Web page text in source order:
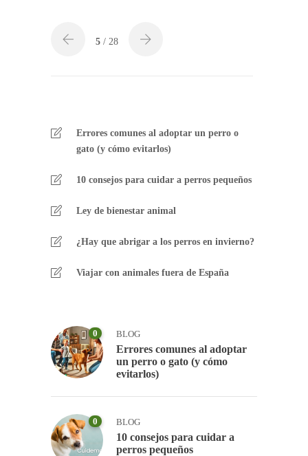
5 / 28
Errores comunes al adoptar un perro o
gato (y cómo evitarlos)
10 consejos para cuidar a perros pequeños
Ley de bienestar animal
¿Hay que abrigar a los perros en invierno?
Viajar con animales fuera de España
0 BLOG
Errores comunes al adoptar
un perro o gato (y cómo
evitarlos)
0 BLOG
10 consejos para cuidar a
perros pequeños